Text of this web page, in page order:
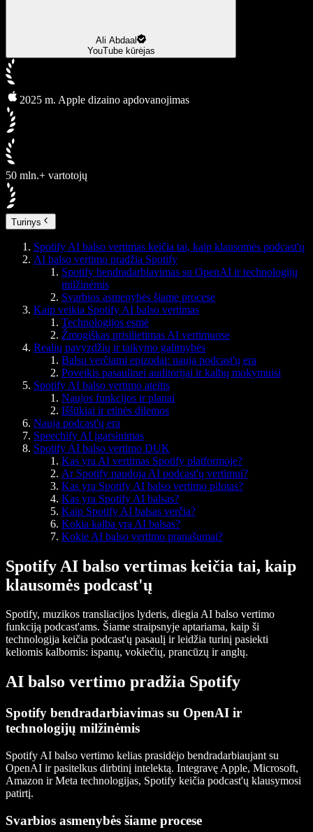
Ali Abdaal
YouTube kūrėjas
2025 m. Apple dizaino apdovanojimas
50 mln.+ vartotojų
Turinys
Spotify AI balso vertimas keičia tai, kaip klausomės podcast'ų
AI balso vertimo pradžia Spotify
Spotify bendradarbiavimas su OpenAI ir technologijų
milžinėmis
Svarbios asmenybės šiame procese
Kaip veikia Spotify AI balso vertimas
Technologijos esmė
Žmogiškas prisilietimas AI vertimuose
Realių pavyzdžių ir taikymo galimybės
Balsu verčiami epizodai: nauja podcast'ų era
Poveikis pasaulinei auditorijai ir kalbų mokymuisi
Spotify AI balso vertimo ateitis
Naujos funkcijos ir planai
Iššūkiai ir etinės dilemos
Nauja podcast'ų era
Speechify AI įgarsinimas
Spotify AI balso vertimo DUK
Kas yra AI vertimas Spotify platformoje?
Ar Spotify naudoja AI podcast'ų vertimui?
Kas yra Spotify AI balso vertimo pilotas?
Kas yra Spotify AI balsas?
Kaip Spotify AI balsas verčia?
Kokia kalba yra AI balsas?
Kokie AI balso vertimo pranašumai?
Spotify AI balso vertimas keičia tai, kaip
klausomės podcast'ų
Spotify, muzikos transliacijos lyderis, diegia AI balso vertimo
funkciją podcast'ams. Šiame straipsnyje aptariama, kaip ši
technologija keičia podcast'ų pasaulį ir leidžia turinį pasiekti
keliomis kalbomis: ispanų, vokiečių, prancūzų ir anglų.
AI balso vertimo pradžia Spotify
Spotify bendradarbiavimas su OpenAI ir
technologijų milžinėmis
Spotify AI balso vertimo kelias prasidėjo bendradarbiaujant su
OpenAI ir pasitelkus dirbtinį intelektą. Integravę Apple, Microsoft,
Amazon ir Meta technologijas, Spotify keičia podcast'ų klausymosi
patirtį.
Svarbios asmenybės šiame procese